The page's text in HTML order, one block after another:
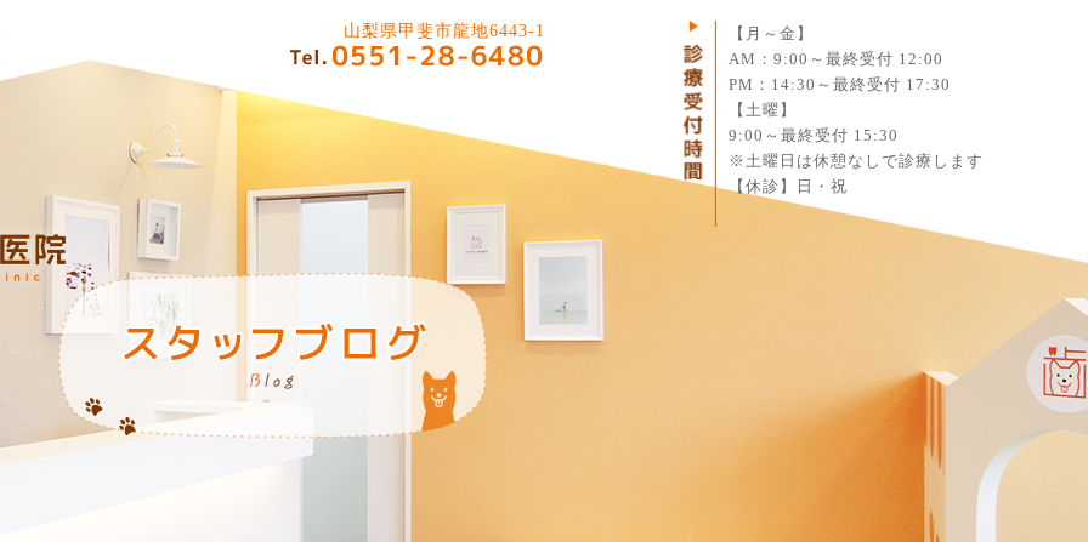
山梨県甲斐市龍地6443-1
【月～金】
AM：9:00～最終受付 12:00
PM：14:30～最終受付 17:30
【土曜】
9:00～最終受付 15:30
※土曜日は休憩なしで診療します
【休診】日・祝